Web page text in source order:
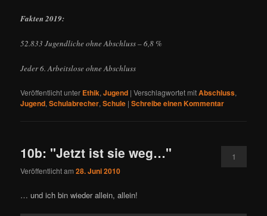
Fakten 2019:
52.833 Jugendliche ohne Abschluss – 6,8 %
Jeder 6. Arbeitslose ohne Abschluss
Veröffentlicht unter Ethik,Jugend |Verschlagwortet mitAbschluss,
Jugend,Schulabrecher,Schule |Schreibe einen Kommentar
10b: "Jetzt ist sie weg…"
Veröffentlicht am28. Juni 2010
1
… und ich bin wieder allein, allein!